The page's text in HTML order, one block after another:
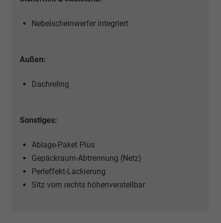
Nebelscheinwerfer integriert
Außen:
Dachreling
Sonstiges:
Ablage-Paket Plus
Gepäckraum-Abtrennung (Netz)
Perleffekt-Lackierung
Sitz vorn rechts höhenverstellbar